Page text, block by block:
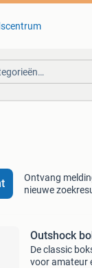
Ontvang
nieuwe
Outshock
De classic
voor amateur